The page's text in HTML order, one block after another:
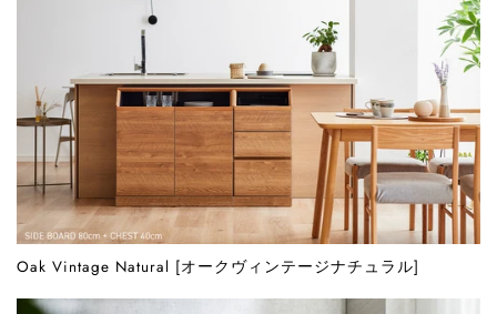
Oak Vintage Natural [オークヴィンテージナチュラル]